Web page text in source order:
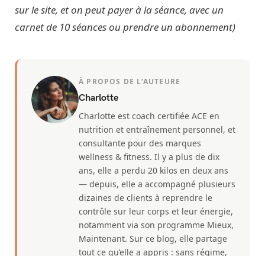
sur le site, et on peut payer à la séance, avec un
carnet de 10 séances ou prendre un abonnement)
À PROPOS DE L’AUTEURE
Charlotte
Charlotte est coach certifiée ACE en
nutrition et entraînement personnel, et
consultante pour des marques
wellness & fitness. Il y a plus de dix
ans, elle a perdu 20 kilos en deux ans
— depuis, elle a accompagné plusieurs
dizaines de clients à reprendre le
contrôle sur leur corps et leur énergie,
notamment via son programme Mieux,
Maintenant. Sur ce blog, elle partage
tout ce qu’elle a appris : sans régime,